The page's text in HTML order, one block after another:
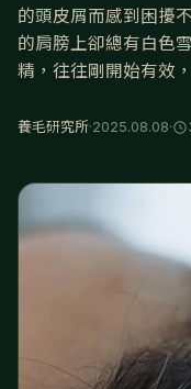
的頭皮屑而感到困擾
的肩膀上卻總有白色
精，往往剛開始有效
養毛研究所·2025.08.08·